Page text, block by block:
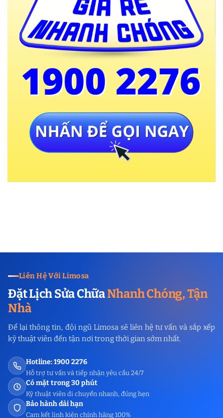
Liên Hệ Với Limosa
Đặt Lịch Sửa ChữaNhanh Chóng, Tận
Nhà
Để lại thông tin, đội ngũ Limosa sẽ liên hệ tư vấn và sắp xếp
kỹ thuật viên đến tận nơi trong thời gian sớm nhất.
Hotline: 1900 2276
Hỗ trợ tư vấn và tiếp nhận yêu cầu 24/7
Có mặt trong 30 phút
Kỹ thuật viên di chuyển nhanh, đúng hẹn
Bảo hành dài hạn
Cam kết linh kiện chính hãng 100%